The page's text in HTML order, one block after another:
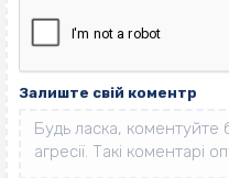
Залиште свій коментр